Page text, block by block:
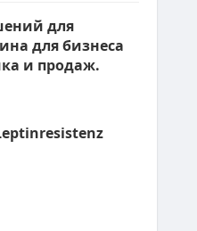
для
для бизнеса
и продаж.